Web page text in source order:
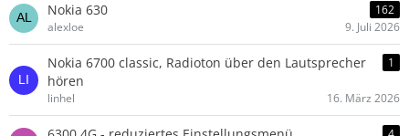
Nokia 630
162
alexloe
9. Juli 2026
Nokia 6700 classic, Radioton über den Lautsprecher
hören
1
linhel 16. März 2026